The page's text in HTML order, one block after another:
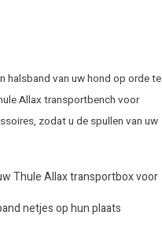
halsband van uw hond op orde te
Allax transportbench voor
zodat u de spullen van uw
Thule Allax transportbox voor
netjes op hun plaats